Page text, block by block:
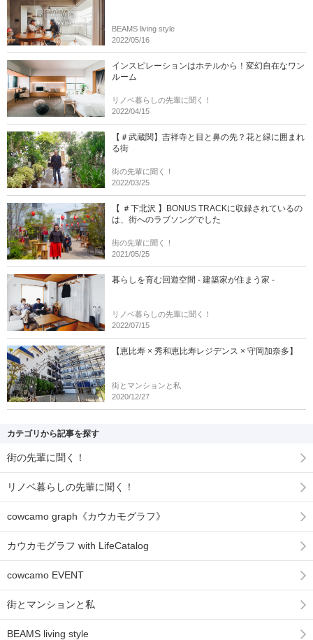
BEAMS living style
2022/05/16
インスピレーションはホテルから！変幻自在なワン
ルーム
リノベ暮らしの先輩に聞く！
2022/04/15
【＃武蔵関】吉祥寺と目と鼻の先？花と緑に囲まれ
る街
街の先輩に聞く！
2022/03/25
【 ＃下北沢 】BONUS TRACKに収録されているの
は、街へのラブソングでした
街の先輩に聞く！
2021/05/25
暮らしを育む回遊空間 - 建築家が住まう家 -
リノベ暮らしの先輩に聞く！
2022/07/15
【恵比寿 × 秀和恵比寿レジデンス × 守岡加奈多】
街とマンションと私
2020/12/27
カテゴリから記事を探す
街の先輩に聞く！
リノベ暮らしの先輩に聞く！
cowcamo graph《カウカモグラフ》
カウカモグラフ with LifeCatalog
cowcamo EVENT
街とマンションと私
BEAMS living style